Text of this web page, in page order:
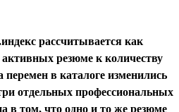
рассчитывается как
резюме к количеству
перемен в каталоге изменились
отдельных профессиональных
в том, что одно и то же резюме